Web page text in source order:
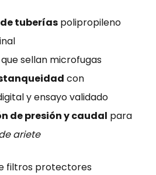
tuberías polipropileno
sellan microfugas
con
y ensayo validado
de presión y caudal para
ariete
filtros protectores